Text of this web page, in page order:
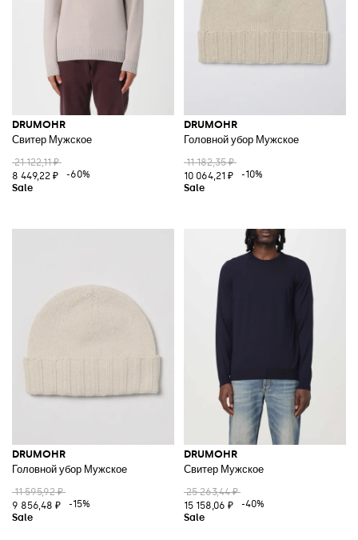
DRUMOHR
Свитер Мужское
21 122,11 ₽
8 449,22 ₽
-60%
DRUMOHR
Головной убор Мужское
11 182,35 ₽
10 064,21 ₽
-10%
DRUMOHR
Головной убор Мужское
11 595,92 ₽
9 856,48 ₽
-15%
DRUMOHR
Свитер Мужское
25 263,44 ₽
15 158,06 ₽
-40%